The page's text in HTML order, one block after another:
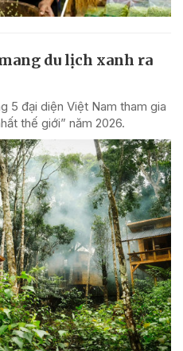
du lịch xanh ra
5 đại diện Việt Nam tham gia
thế giới” năm 2026.